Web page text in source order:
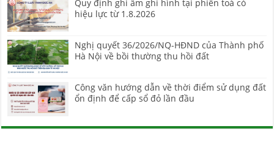
Quy định ghi âm ghi hình tại phiên toà có
hiệu lực từ 1.8.2026
Nghị quyết 36/2026/NQ-HĐND của Thành phố
Hà Nội về bồi thường thu hồi đất
Công văn hướng dẫn về thời điểm sử dụng đất
ổn định để cấp sổ đỏ lần đầu